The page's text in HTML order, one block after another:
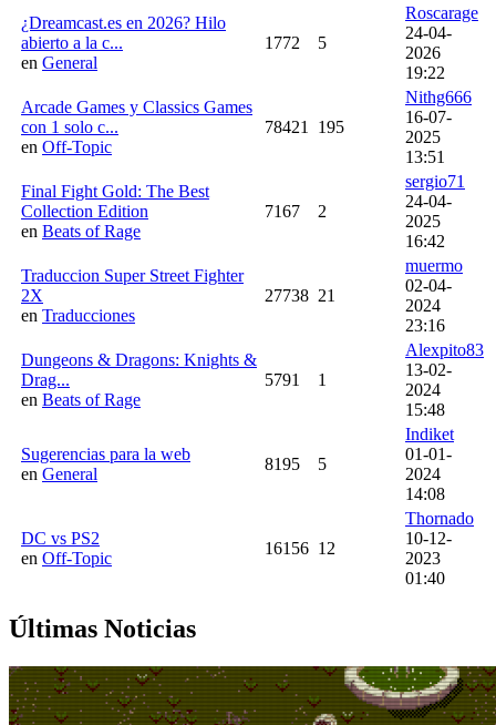
¿Dreamcast.es en 2026? Hilo
abierto a la c...
en General
1772 5
Roscarage
24-04-
2026
19:22
Arcade Games y Classics Games
con 1 solo c...
en Off-Topic
78421 195
Nithg666
16-07-
2025
13:51
Final Fight Gold: The Best
Collection Edition
en Beats of Rage
7167 2
sergio71
24-04-
2025
16:42
Traduccion Super Street Fighter
2X
en Traducciones
27738 21
muermo
02-04-
2024
23:16
Dungeons & Dragons: Knights &
Drag...
en Beats of Rage
5791 1
Alexpito83
13-02-
2024
15:48
Sugerencias para la web
en General
8195 5
Indiket
01-01-
2024
14:08
DC vs PS2
en Off-Topic
16156 12
Thornado
10-12-
2023
01:40
Últimas Noticias